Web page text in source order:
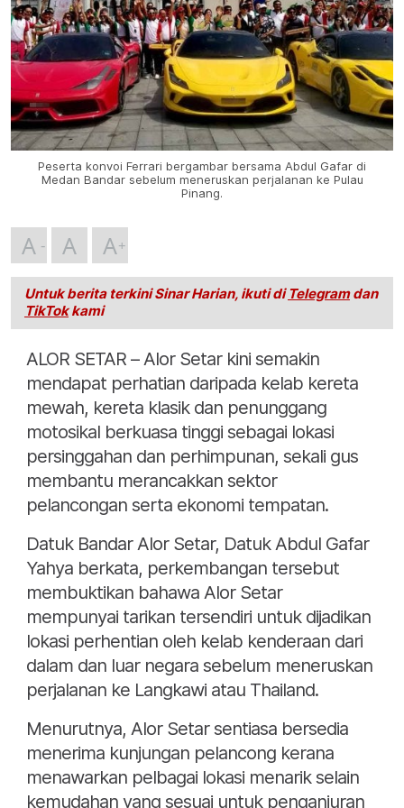
Peserta konvoi Ferrari bergambar bersama Abdul Gafar di
Medan Bandar sebelum meneruskan perjalanan ke Pulau
Pinang.
A A A
Untuk berita terkini Sinar Harian, ikuti di Telegramdan
TikTokkami
ALOR SETAR – Alor Setar kini semakin
mendapat perhatian daripada kelab kereta
mewah, kereta klasik dan penunggang
motosikal berkuasa tinggi sebagai lokasi
persinggahan dan perhimpunan, sekali gus
membantu merancakkan sektor
pelancongan serta ekonomi tempatan.
Datuk Bandar Alor Setar, Datuk Abdul Gafar
Yahya berkata, perkembangan tersebut
membuktikan bahawa Alor Setar
mempunyai tarikan tersendiri untuk dijadikan
lokasi perhentian oleh kelab kenderaan dari
dalam dan luar negara sebelum meneruskan
perjalanan ke Langkawi atau Thailand.
Menurutnya, Alor Setar sentiasa bersedia
menerima kunjungan pelancong kerana
menawarkan pelbagai lokasi menarik selain
kemudahan yang sesuai untuk penganjuran